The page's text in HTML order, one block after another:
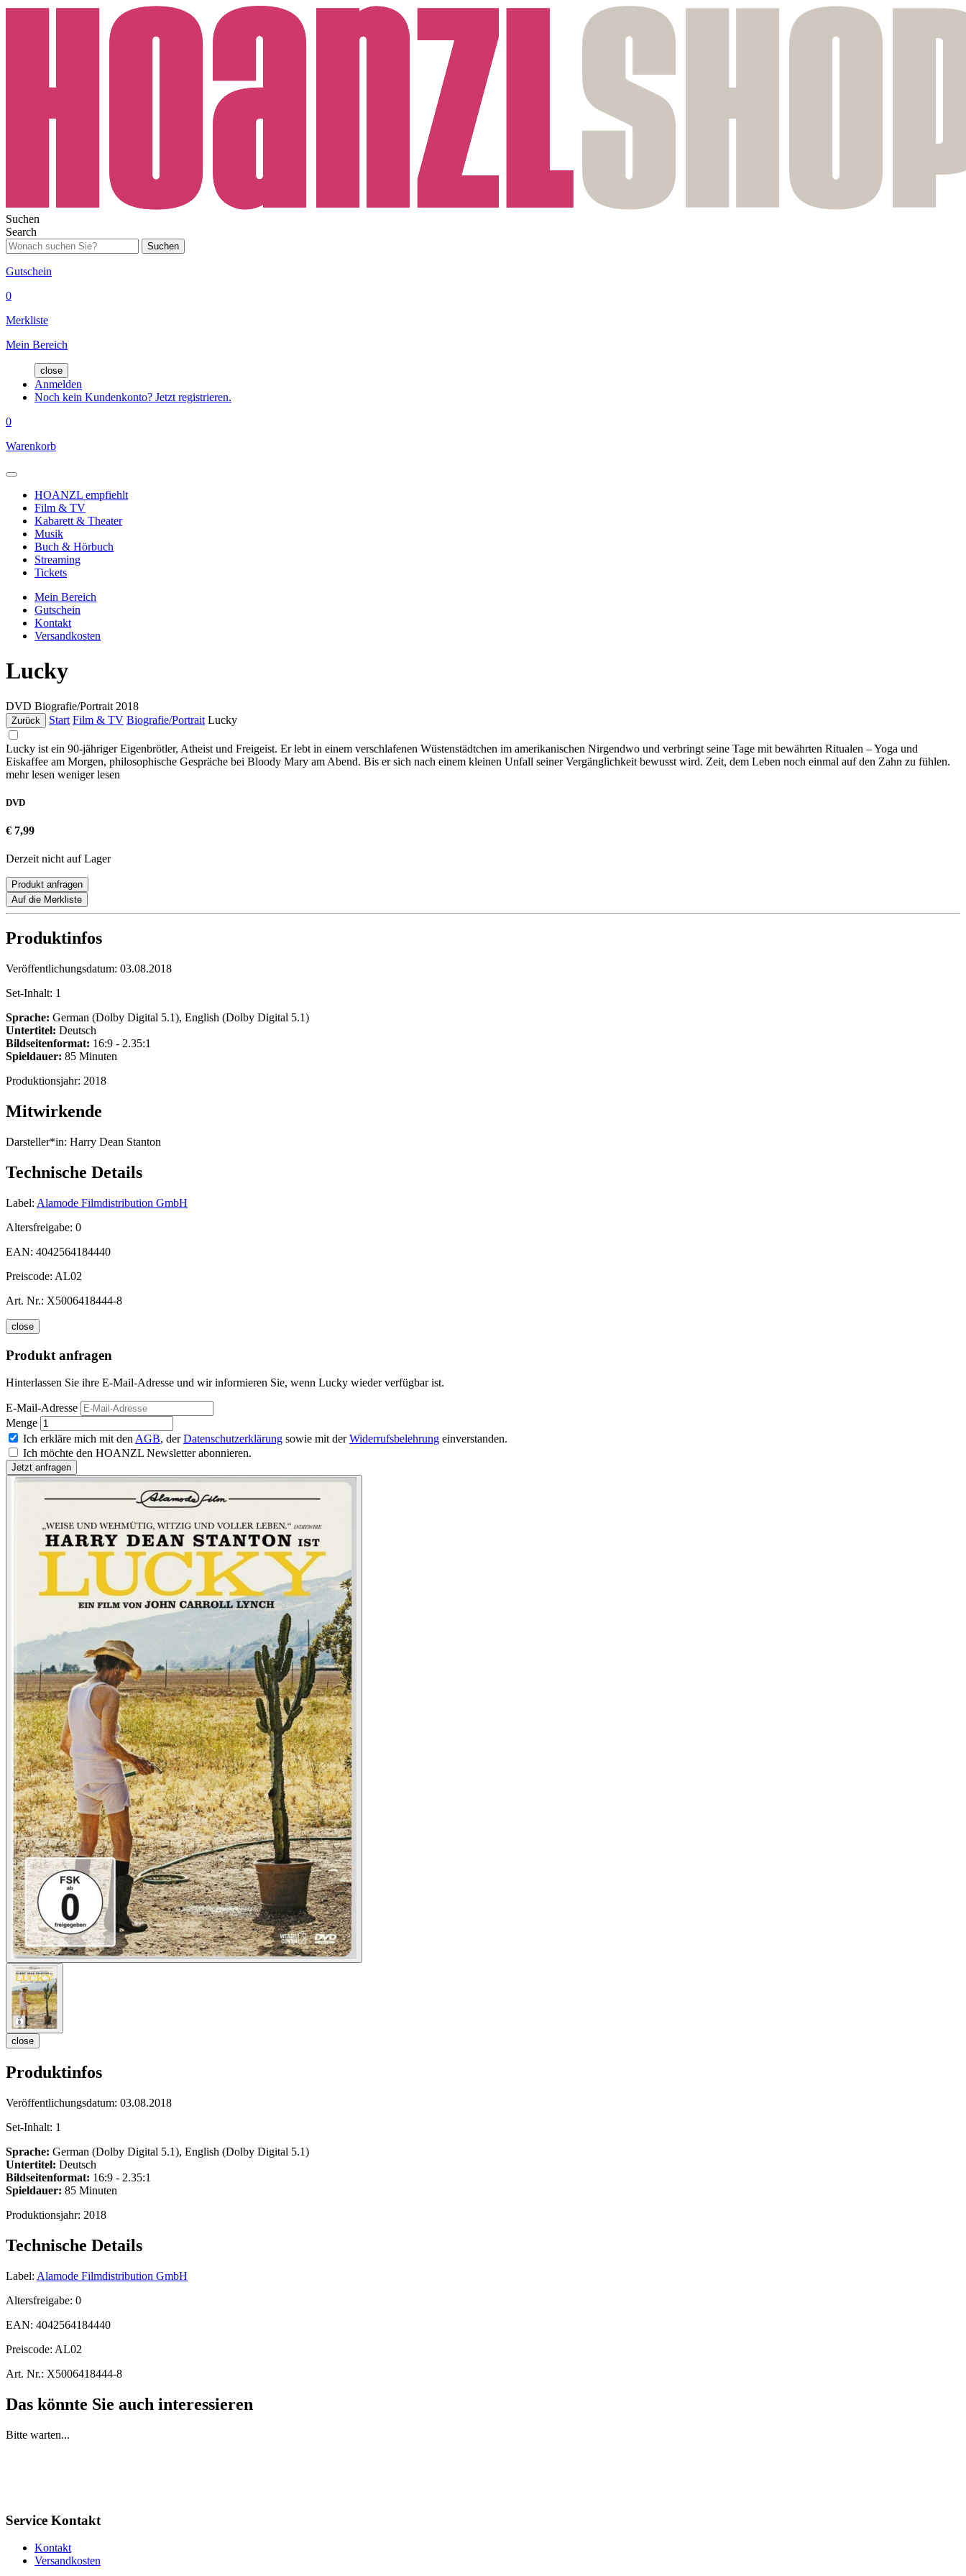
Suchen
Search
Suchen
Gutschein
0
Merkliste
Mein Bereich
close
Anmelden
Noch kein Kundenkonto? Jetzt registrieren.
0
Warenkorb
HOANZL empfiehlt
Film & TV
Kabarett & Theater
Musik
Buch & Hörbuch
Streaming
Tickets
Mein Bereich
Gutschein
Kontakt
Versandkosten
Lucky
DVD Biografie/Portrait 2018
Zurück Start Film & TV Biografie/Portrait Lucky
Lucky ist ein 90-jähriger Eigenbrötler, Atheist und Freigeist. Er lebt in einem verschlafenen Wüstenstädtchen im amerikanischen Nirgendwo und verbringt seine Tage mit bewährten Ritualen – Yoga und
Eiskaffee am Morgen, philosophische Gespräche bei Bloody Mary am Abend. Bis er sich nach einem kleinen Unfall seiner Vergänglichkeit bewusst wird. Zeit, dem Leben noch einmal auf den Zahn zu fühlen.
mehr lesen weniger lesen
DVD
€ 7,99
Derzeit nicht auf Lager
Produkt anfragen
Auf die Merkliste
Produktinfos
Veröffentlichungsdatum: 03.08.2018
Set-Inhalt: 1
Sprache: German (Dolby Digital 5.1), English (Dolby Digital 5.1)
Untertitel: Deutsch
Bildseitenformat: 16:9 - 2.35:1
Spieldauer: 85 Minuten
Produktionsjahr: 2018
Mitwirkende
Darsteller*in: Harry Dean Stanton
Technische Details
Label: Alamode Filmdistribution GmbH
Altersfreigabe: 0
EAN: 4042564184440
Preiscode: AL02
Art. Nr.: X5006418444-8
close
Produkt anfragen
Hinterlassen Sie ihre E-Mail-Adresse und wir informieren Sie, wenn Lucky wieder verfügbar ist.
E-Mail-Adresse
Menge
Ich erkläre mich mit den AGB, derDatenschutzerklärung sowie mit derWiderrufsbelehrung einverstanden.
Ich möchte den HOANZL Newsletter abonnieren.
close
Produktinfos
Veröffentlichungsdatum: 03.08.2018
Set-Inhalt: 1
Sprache: German (Dolby Digital 5.1), English (Dolby Digital 5.1)
Untertitel: Deutsch
Bildseitenformat: 16:9 - 2.35:1
Spieldauer: 85 Minuten
Produktionsjahr: 2018
Technische Details
Label: Alamode Filmdistribution GmbH
Altersfreigabe: 0
EAN: 4042564184440
Preiscode: AL02
Art. Nr.: X5006418444-8
Das könnte Sie auch interessieren
Bitte warten...
Service Kontakt
Kontakt
Versandkosten